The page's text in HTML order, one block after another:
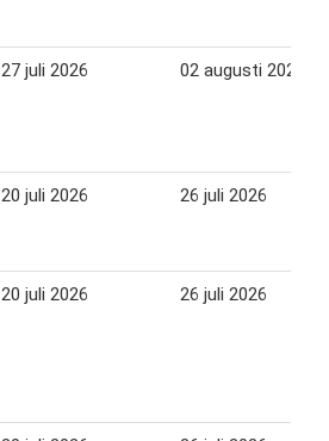
27 juli 2026 02 augusti 2026
20 juli 2026 26 juli 2026
20 juli 2026 26 juli 2026